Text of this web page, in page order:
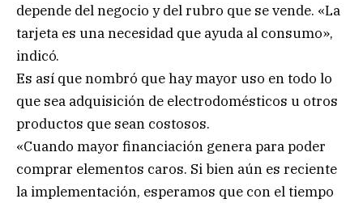
depende del negocio y del rubro que se vende. «La
tarjeta es una necesidad que ayuda al consumo»,
indicó.
Es así que nombró que hay mayor uso en todo lo
que sea adquisición de electrodomésticos u otros
productos que sean costosos.
«Cuando mayor financiación genera para poder
comprar elementos caros. Si bien aún es reciente
la implementación, esperamos que con el tiempo